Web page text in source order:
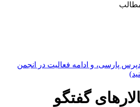
پارسی، و ادامه فعالیت در انجمن
گفتگو